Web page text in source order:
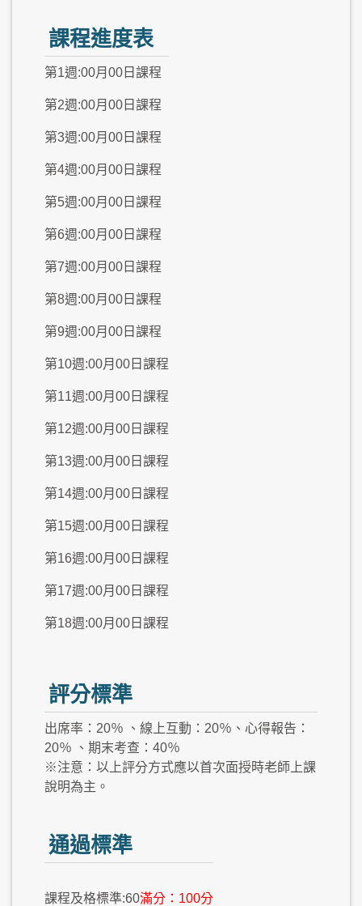
課程進度表
第1週:00月00日課程
第2週:00月00日課程
第3週:00月00日課程
第4週:00月00日課程
第5週:00月00日課程
第6週:00月00日課程
第7週:00月00日課程
第8週:00月00日課程
第9週:00月00日課程
第10週:00月00日課程
第11週:00月00日課程
第12週:00月00日課程
第13週:00月00日課程
第14週:00月00日課程
第15週:00月00日課程
第16週:00月00日課程
第17週:00月00日課程
第18週:00月00日課程
評分標準
出席率：20％ 、線上互動：20％、心得報告：
20％ 、期末考查：40％
※注意：以上評分方式應以首次面授時老師上課
說明為主。
通過標準
課程及格標準:60滿分：100分